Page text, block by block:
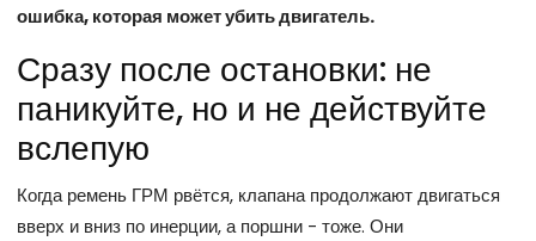
ошибка, которая может убить двигатель.
Сразу после остановки: не
паникуйте, но и не действуйте
вслепую
Когда ремень ГРМ рвётся, клапана продолжают двигаться
вверх и вниз по инерции, а поршни - тоже. Они